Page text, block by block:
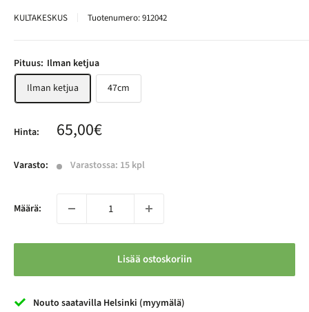
KULTAKESKUS Tuotenumero:912042
Pituus: Ilman ketjua
Ilman ketjua
47cm
Hinta: Alennushinta
65,00€
Varasto: Varastossa: 15 kpl
Määrä:
Lisää ostoskoriin
Nouto saatavilla Helsinki (myymälä)